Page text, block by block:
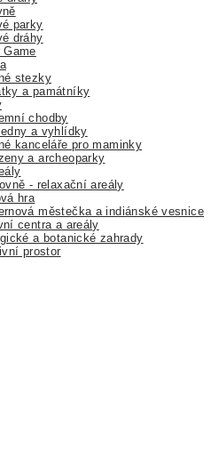
parky
dráhy
Game
stezky
a památníky
chodby
a vyhlídky
kanceláře pro maminky
a archeoparky
- relaxační areály
hra
městečka a indiánské vesnice
centra a areály
a botanické zahrady
prostor